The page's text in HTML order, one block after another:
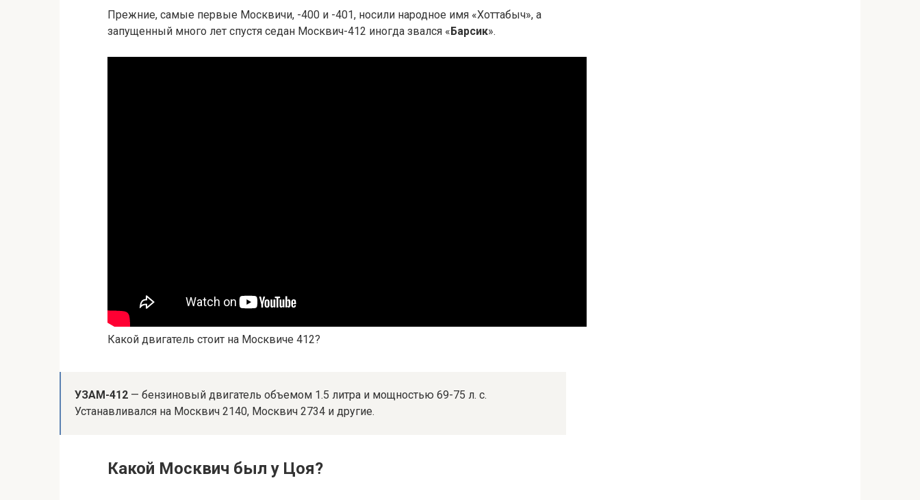
Прежние, самые первые Москвичи, -400 и -401, носили народное имя «Хоттабыч», а
запущенный много лет спустя седан Москвич-412 иногда звался «Барсик».
Какой двигатель стоит на Москвиче 412?
УЗАМ-412 — бензиновый двигатель объемом 1.5 литра и мощностью 69-75 л. с.
Устанавливался на Москвич 2140, Москвич 2734 и другие.
Какой Москвич был у Цоя?